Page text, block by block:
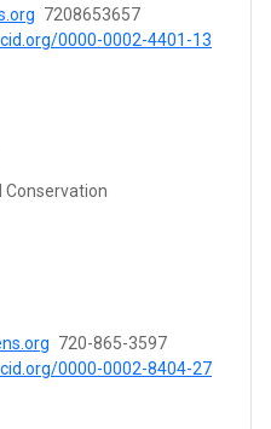
7208653657
0000-0002-4401-13
Conservation
720-865-3597
0000-0002-8404-27